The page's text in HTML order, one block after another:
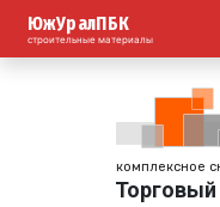
ЮжУралПБК
строительные материалы
комплексное